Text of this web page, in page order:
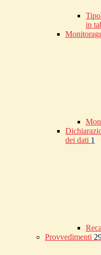
in
dei dati 1
Provvedimenti